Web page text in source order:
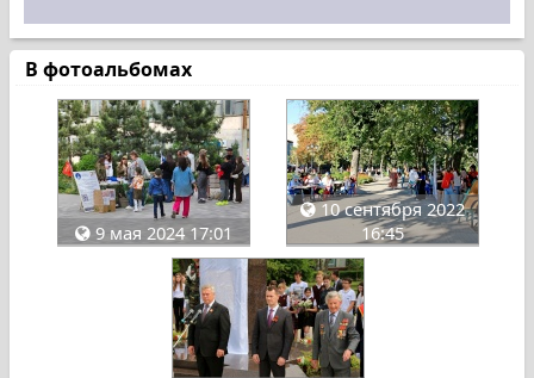
В фотоальбомах
9 мая 2024 17:01
10 сентября 2022
16:45